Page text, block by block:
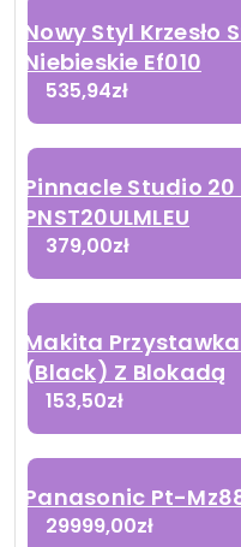
Nowy Styl Krzesło
Niebieskie Ef010
535,94zł
Pinnacle Studio
PNST20ULMLEU
379,00zł
Makita
(Black) Z Blokadą
153,50zł
Panasonic Pt-
29999,00zł